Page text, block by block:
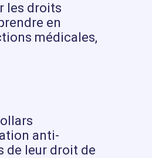
les droits
en
médicales,
anti-
de leur droit de